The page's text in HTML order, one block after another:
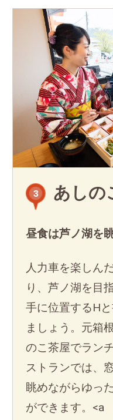
3 あしの
昼食は芦ノ湖を
人力車を楽しん
り、芦ノ湖を目
手に位置するH
ましょう。元箱
のこ茶屋でラン
ストランでは、
眺めながらゆっ
ができます。<a